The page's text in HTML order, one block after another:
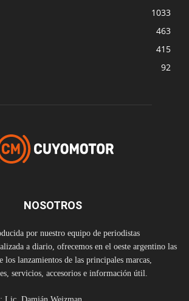
1033
463
415
92
NOSOTROS
por nuestro equipo de periodistas
a diario, ofrecemos en el oeste argentino las
los lanzamientos de las principales marcas,
servicios, accesorios e información útil.